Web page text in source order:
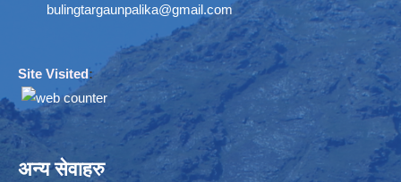
bulingtargaunpalika@gmail.com
Site Visited:
अन्य सेवाहरु